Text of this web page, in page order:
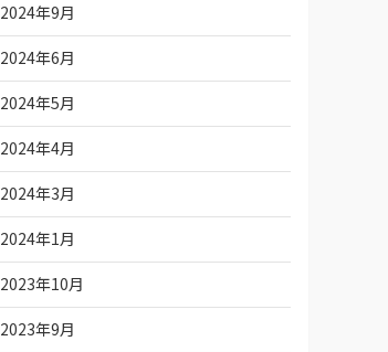
2024年9月
2024年6月
2024年5月
2024年4月
2024年3月
2024年1月
2023年10月
2023年9月